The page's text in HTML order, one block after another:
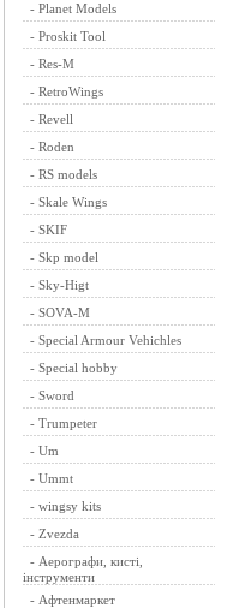
- Planet Models
- Proskit Tool
- Res-M
- RetroWings
- Revell
- Roden
- RS models
- Skale Wings
- SKIF
- Skp model
- Sky-Higt
- SOVA-M
- Special Armour Vehichles
- Special hobby
- Sword
- Trumpeter
- Um
- Ummt
- wingsy kits
- Zvezda
- Аерографи, кисті,
інструменти
- Афтенмаркет